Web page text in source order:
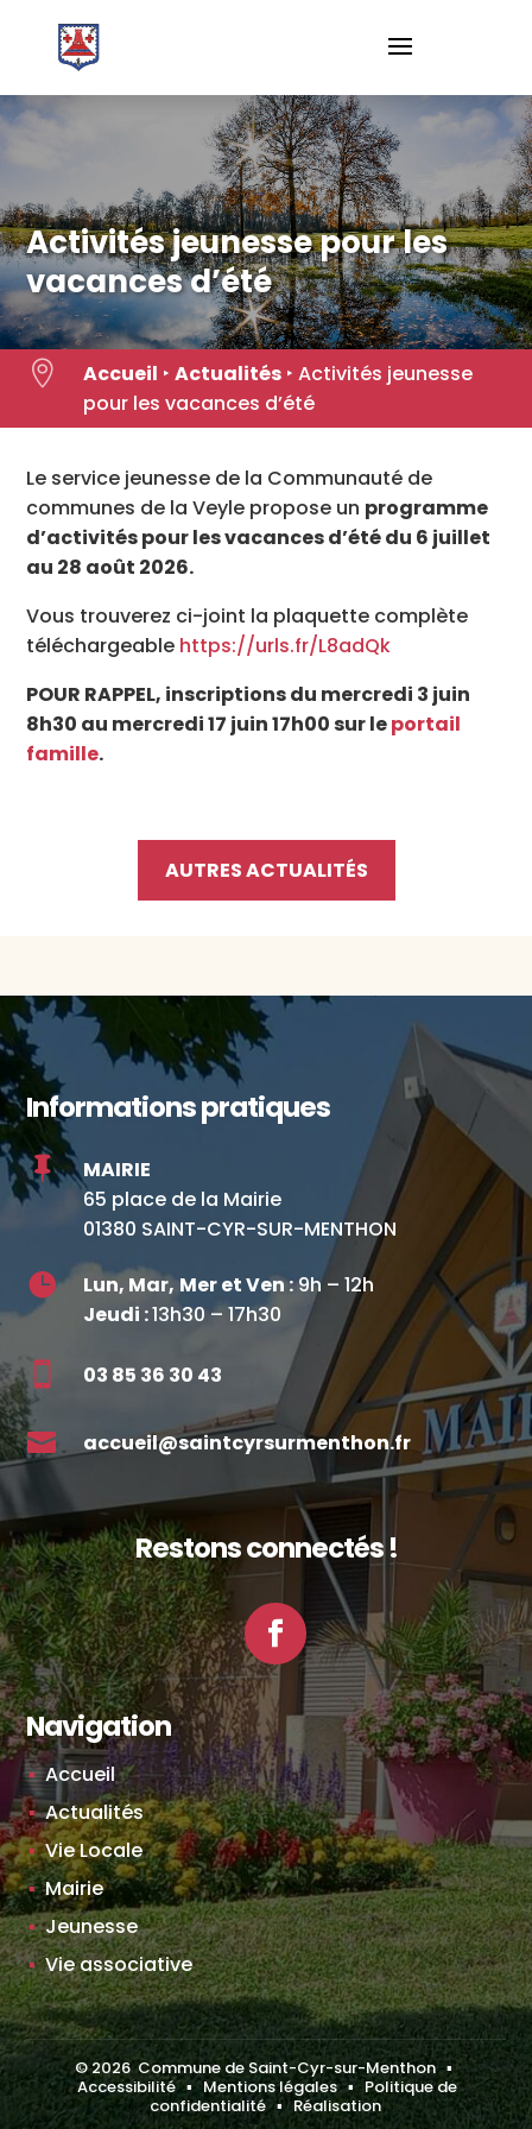
content
Activités jeunesse pour les
vacances d’été
 Accueil ‣ Actualités‣ Activités jeunesse
pour les vacances d’été
Le service jeunesse de la Communauté de
communes de la Veyle propose un programme
d’activités pour les vacances d’été du 6 juillet
au 28 août 2026.
Vous trouverez ci-joint la plaquette complète
téléchargeable https://urls.fr/L8adQk
POUR RAPPEL, inscriptions du mercredi 3 juin
8h30 au mercredi 17 juin 17h00 sur leportail
famille.
AUTRES ACTUALITÉS
Informations pratiques

MAIRIE
65 place de la Mairie
01380 SAINT-CYR-SUR-MENTHON
 Lun, Mar,Mer et Ven :9h – 12h
Jeudi :13h30 – 17h30
 03 85 36 30 43
 accueil@saintcyrsurmenthon.fr
Restons connectés !
Facebook
Navigation
Accueil
Actualités
Vie Locale
Mairie
Jeunesse
Vie associative
©2026Commune de Saint-Cyr-sur-Menthon ▪
Accessibilité▪Mentions légales▪ Politique de
confidentialité▪Réalisation